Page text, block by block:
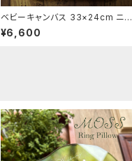
ベビーキャンバス 33×24cm ニュ
ーボーンフォト 出産祝い 内祝い
赤ちゃん誕生記念に
¥6,600